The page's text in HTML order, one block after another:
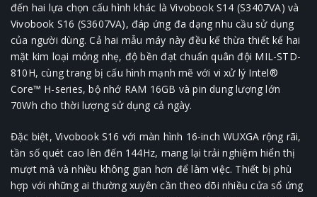
đến hai lựa chọn cấu hình khác là Vivobook S14 (S3407VA) và
Vivobook S16 (S3607VA), đáp ứng đa dạng nhu cầu sử dụng
của người dùng. Cả hai mẫu máy này đều kế thừa thiết kế hai
mặt kim loại mỏng nhẹ, độ bền đạt chuẩn quân đội MIL-STD-
810H, cùng trang bị cấu hình mạnh mẽ với vi xử lý Intel®
Core™ H-series, bộ nhớ RAM 16GB và pin dung lượng lớn
70Wh cho thời lượng sử dụng cả ngày.
Đặc biệt, Vivobook S16 với màn hình 16-inch WUXGA rộng rãi,
tần số quét cao lên đến 144Hz, mang lại trải nghiệm hiển thị
mượt mà và nhiều không gian hơn để làm việc. Thiết bị phù
hợp với những ai thường xuyên cần theo dõi nhiều cửa sổ ứng